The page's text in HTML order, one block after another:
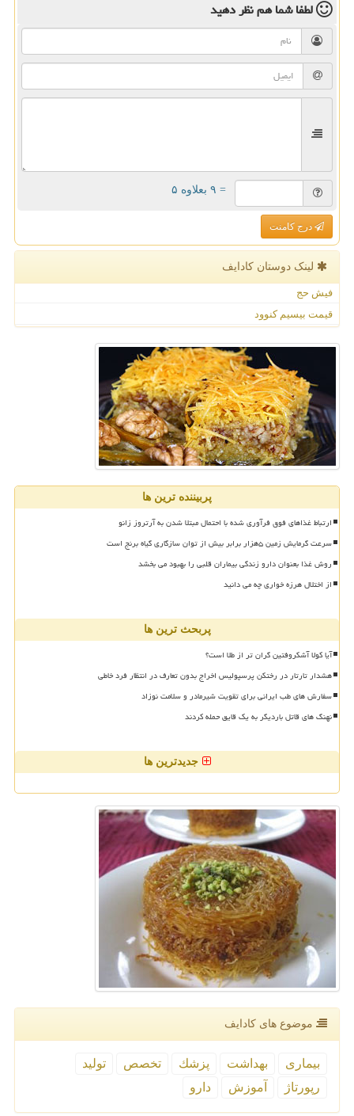
لطفا شما همنظر دهید
= ۹ بعلاوه ۵
درج کامنت
لینک دوستان كادایف
فیش حج
قیمت بیسیم کنوود
پربیننده ترین ها
ارتباط غذاهای فوق فرآوری شده با احتمال مبتلا شدن به آرتروز زانو
سرعت گرمایش زمین ۵هزار برابر بیش از توان سازگاری گیاه برنج است
روش غذا بعنوان دارو زندگی بیماران قلبی را بهبود می بخشد
از اختلال هرزه خواری چه می دانید
پربحث ترین ها
آیا کولا آشکروفتین گران تر از طلا است؟
هشدار تارتار در رختکن پرسپولیس اخراج بدون تعارف در انتظار فرد خاطی
سفارش های طب ایرانی برای تقویت شیرمادر و سلامت نوزاد
نهنگ های قاتل باردیگر به یک قایق حمله کردند
جدیدترین ها
موضوع های كادایف
بیماری بهداشت پزشك تخصص
تولید
رپورتاژ
آموزش دارو